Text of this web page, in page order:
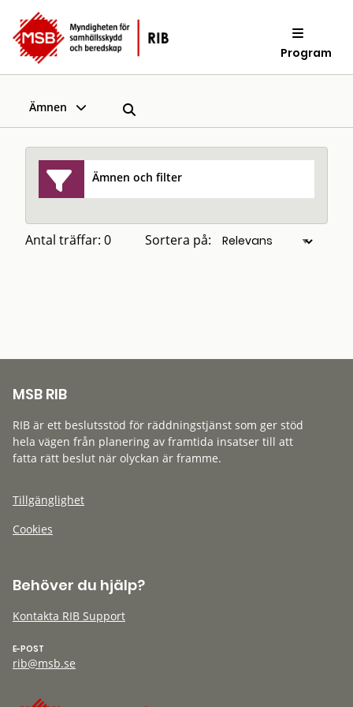
Program
Ämnen
Ämnen och filter
Antal träffar: 0 Sortera på:
MSB RIB
RIB är ett beslutsstöd för räddningstjänst som ger stöd
hela vägen från planering av framtida insatser till att
fatta rätt beslut när olyckan är framme.
Tillgänglighet
Cookies
Behöver du hjälp?
Kontakta RIB Support
E-POST
rib@msb.se